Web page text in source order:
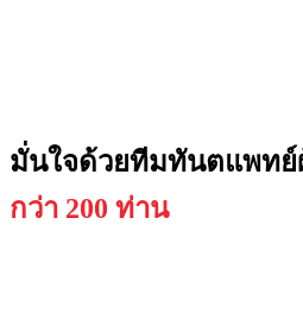
มั่นใจด้วยทีมทันตแพทย์
กว่า 200 ท่าน